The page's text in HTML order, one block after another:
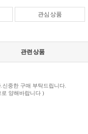
관심상품
관련상품
중한 구매 부탁드립니다.
양해바랍니다 )